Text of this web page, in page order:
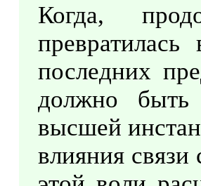
Когда,
последних
должно быть
высшей
влияния